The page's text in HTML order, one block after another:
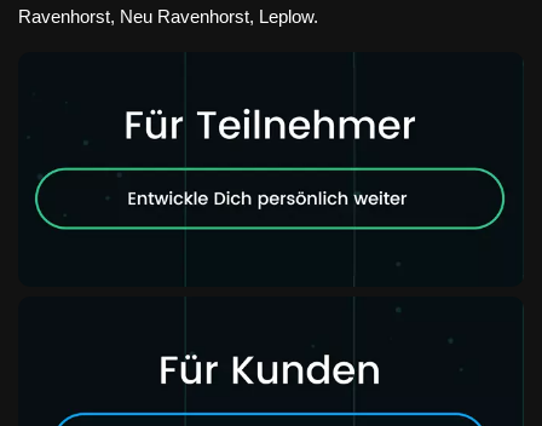
Ravenhorst, Neu Ravenhorst, Leplow.